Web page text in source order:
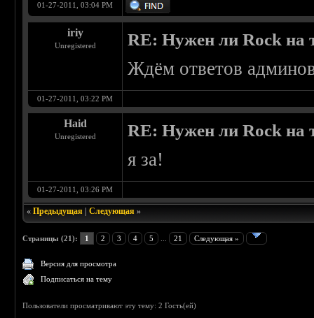
01-27-2011, 03:04 PM
iriy
Unregistered RE: Нужен ли Rock на
Ждём ответов
01-27-2011, 03:22 PM
Haid
Unregistered RE: Нужен ли Rock на
я за!
01-27-2011, 03:26 PM
«Предыдущая |Следующая »
Страницы (21): 1 2 3 4 5 21 Следующая »
Версия для просмотра
Подписаться на тему
Пользователи просматривают эту тему: 2 Гость(ей)